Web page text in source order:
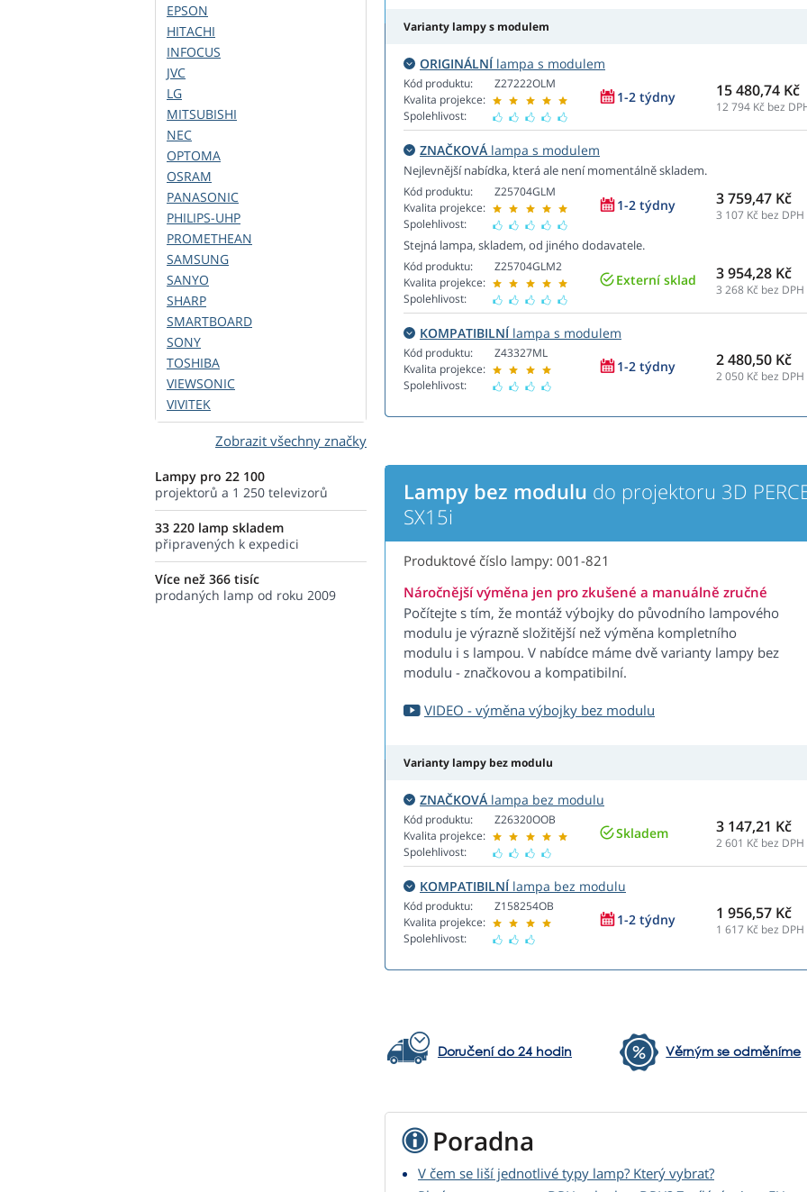
Varianty lampy s modulem
ORIGINÁLNÍlampa s modulem
Kód produktu:
Kvalita projekce:
Spolehlivost:
Z27222OLM
1-2 týdny 15 480,74 Kč
12 794 Kč bez
ZNAČKOVÁ lampa s modulem
Nejlevnější nabídka, která ale není momentálně skladem.
Kód produktu:
Kvalita projekce:
Spolehlivost:
Z25704GLM
1-2 týdny 3 759,47 Kč
3 107 Kč bez DPH
Stejná lampa, skladem, od jiného dodavatele.
Kód produktu:
Kvalita projekce:
Spolehlivost:
Z25704GLM2
Externí sklad 3 954,28 Kč
3 268 Kč bez DPH
KOMPATIBILNÍlampa s modulem
Kód produktu:
Kvalita projekce:
Spolehlivost:
Z43327ML
1-2 týdny 2 480,50 Kč
2 050 Kč bez DPH
Lampy bez modulu do projektoru 3D
SX15i
Produktové číslo lampy: 001-821
Náročnější výměna jen pro zkušené a manuálně zručné
Počítejte s tím, že montáž výbojky do původního lampového
modulu je výrazně složitější než výměna kompletního
modulu i s lampou. V nabídce máme dvě varianty lampy bez
modulu - značkovou a kompatibilní.
VIDEO - výměna výbojky bez modulu
Varianty lampy bez modulu
ZNAČKOVÁ lampa bez modulu
Kód produktu:
Kvalita projekce:
Spolehlivost:
Z26320OOB
Skladem 3 147,21 Kč
2 601 Kč bez DPH
KOMPATIBILNÍlampa bez modulu
Kód produktu:
Kvalita projekce:
Spolehlivost:
Z158254OB
1-2 týdny 1 956,57 Kč
1 617 Kč bez DPH
Doručení do 24 hodin Věrným se odměníme
Poradna
V čem se liší jednotlivé typy lamp? Který vybrat?
EPSON
HITACHI
INFOCUS
JVC
LG
MITSUBISHI
NEC
OPTOMA
OSRAM
PANASONIC
PHILIPS-UHP
PROMETHEAN
SAMSUNG
SANYO
SHARP
SMARTBOARD
SONY
TOSHIBA
VIEWSONIC
VIVITEK
Zobrazit všechny značky
Lampy pro 22 100
projektorů a 1 250 televizorů
33 220 lamp skladem
připravených k expedici
Více než 366 tisíc
prodaných lamp od roku 2009